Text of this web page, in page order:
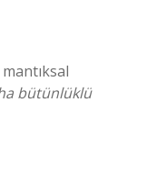
mantıksal
bütünlüklü